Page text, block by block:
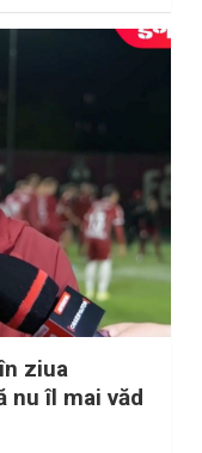
ziua
nu îl mai văd